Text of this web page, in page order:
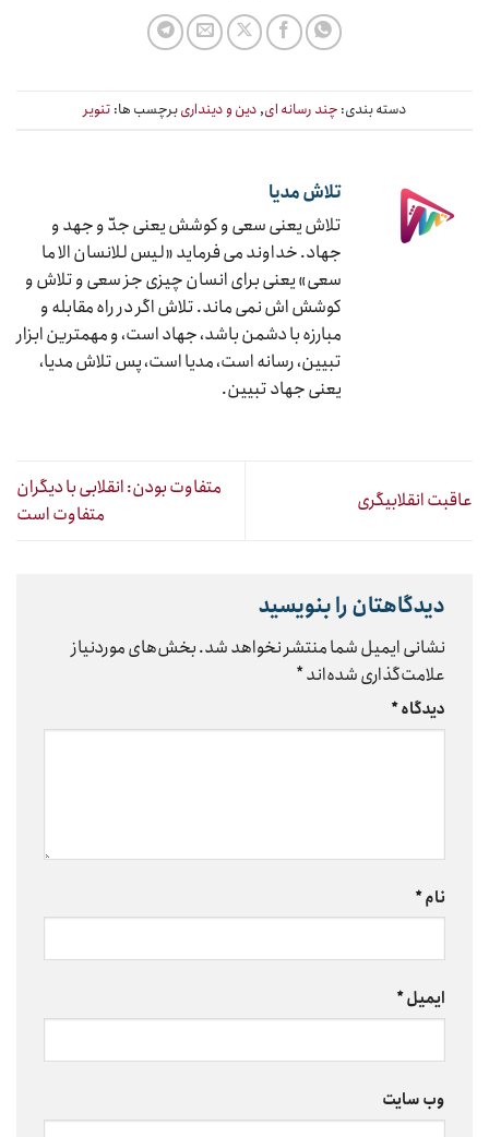
دسته بندی: چند رسانه ای,دین و دینداریبرچسب ها: تنویر
تلاش مدیا
تلاش یعنی سعی و کوشش یعنی جدّ و جهد و
جهاد. خداوند می فرماید «لیس للانسان الا ما
سعی» یعنی برای انسان چیزی جز سعی و تلاش و
کوشش اش نمی ماند. تلاش اگر در راه مقابله و
مبارزه با دشمن باشد، جهاد است، و مهمترین ابزار
تبیین، رسانه است، مدیا است، پس تلاش مدیا،
یعنی جهاد تبیین.
عاقبت انقلابیگری
متفاوت بودن: انقلابی با دیگران
متفاوت است
دیدگاهتان را بنویسید
نشانی ایمیل شما منتشر نخواهد شد.بخش‌های موردنیاز
علامت‌گذاری شده‌اند*
دیدگاه*
نام*
ایمیل*
وب‌ سایت